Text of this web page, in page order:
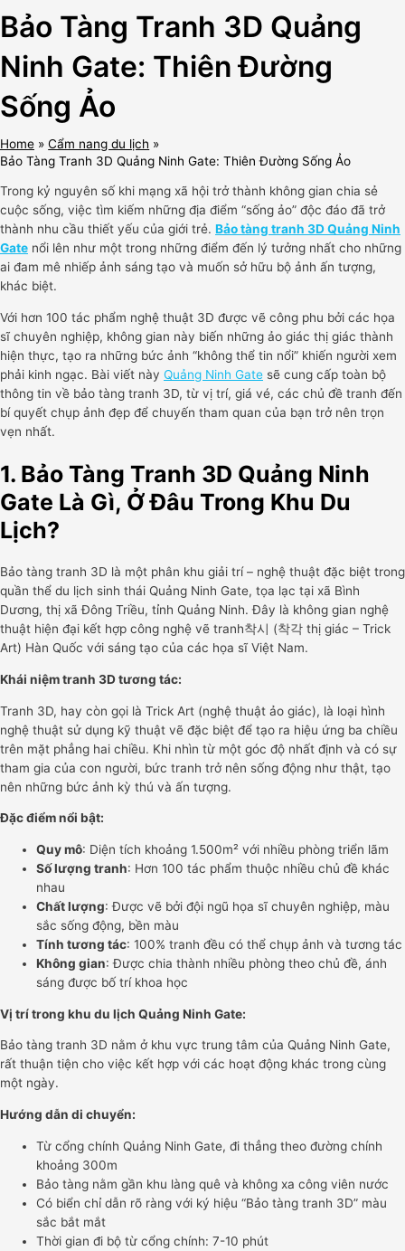
Bảo Tàng Tranh 3D Quảng
Ninh Gate: Thiên Đường
Sống Ảo
Home
Cẩm nang du lịch
Bảo Tàng Tranh 3D Quảng Ninh Gate: Thiên Đường Sống Ảo
Trong kỷ nguyên số khi mạng xã hội trở thành không gian chia sẻ
cuộc sống, việc tìm kiếm những địa điểm “sống ảo” độc đáo đã trở
thành nhu cầu thiết yếu của giới trẻ. Bảo tàng tranh 3D Quảng Ninh
Gate nổi lên như một trong những điểm đến lý tưởng nhất cho những
ai đam mê nhiếp ảnh sáng tạo và muốn sở hữu bộ ảnh ấn tượng,
khác biệt.
Với hơn 100 tác phẩm nghệ thuật 3D được vẽ công phu bởi các họa
sĩ chuyên nghiệp, không gian này biến những ảo giác thị giác thành
hiện thực, tạo ra những bức ảnh “không thể tin nổi” khiến người xem
phải kinh ngạc. Bài viết này Quảng Ninh Gate sẽ cung cấp toàn bộ
thông tin về bảo tàng tranh 3D, từ vị trí, giá vé, các chủ đề tranh đến
bí quyết chụp ảnh đẹp để chuyến tham quan của bạn trở nên trọn
vẹn nhất.
1. Bảo Tàng Tranh 3D Quảng Ninh
Gate Là Gì, Ở Đâu Trong Khu Du
Lịch?
Bảo tàng tranh 3D là một phân khu giải trí – nghệ thuật đặc biệt trong
quần thể du lịch sinh thái Quảng Ninh Gate, tọa lạc tại xã Bình
Dương, thị xã Đông Triều, tỉnh Quảng Ninh. Đây là không gian nghệ
thuật hiện đại kết hợp công nghệ vẽ tranh착시 (착각 thị giác – Trick
Art) Hàn Quốc với sáng tạo của các họa sĩ Việt Nam.
Khái niệm tranh 3D tương tác:
Tranh 3D, hay còn gọi là Trick Art (nghệ thuật ảo giác), là loại hình
nghệ thuật sử dụng kỹ thuật vẽ đặc biệt để tạo ra hiệu ứng ba chiều
trên mặt phẳng hai chiều. Khi nhìn từ một góc độ nhất định và có sự
tham gia của con người, bức tranh trở nên sống động như thật, tạo
nên những bức ảnh kỳ thú và ấn tượng.
Đặc điểm nổi bật:
Quy mô: Diện tích khoảng 1.500m² với nhiều phòng triển lãm
Số lượng tranh: Hơn 100 tác phẩm thuộc nhiều chủ đề khác
nhau
Chất lượng: Được vẽ bởi đội ngũ họa sĩ chuyên nghiệp, màu
sắc sống động, bền màu
Tính tương tác: 100% tranh đều có thể chụp ảnh và tương tác
Không gian: Được chia thành nhiều phòng theo chủ đề, ánh
sáng được bố trí khoa học
Vị trí trong khu du lịch Quảng Ninh Gate:
Bảo tàng tranh 3D nằm ở khu vực trung tâm của Quảng Ninh Gate,
rất thuận tiện cho việc kết hợp với các hoạt động khác trong cùng
một ngày.
Hướng dẫn di chuyển:
Từ cổng chính Quảng Ninh Gate, đi thẳng theo đường chính
khoảng 300m
Bảo tàng nằm gần khu làng quê và không xa công viên nước
Có biển chỉ dẫn rõ ràng với ký hiệu “Bảo tàng tranh 3D” màu
sắc bắt mắt
Thời gian đi bộ từ cổng chính: 7-10 phút